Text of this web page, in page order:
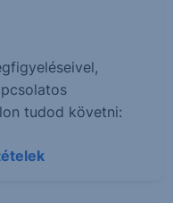
tudod követni: